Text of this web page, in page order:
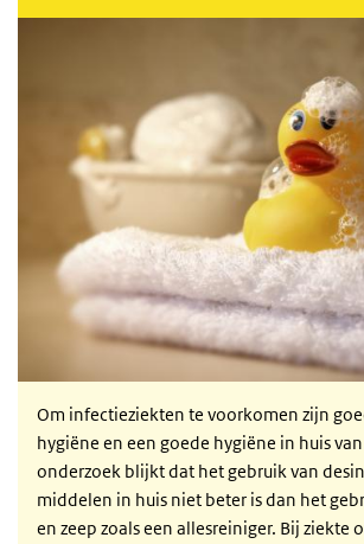
Om infectieziekten te voorkomen zijn
hygiëne en een goede hygiëne in huis
onderzoek blijkt dat het gebruik van
middelen in huis niet beter is dan het
en zeep zoals een allesreiniger. Bij ziekte